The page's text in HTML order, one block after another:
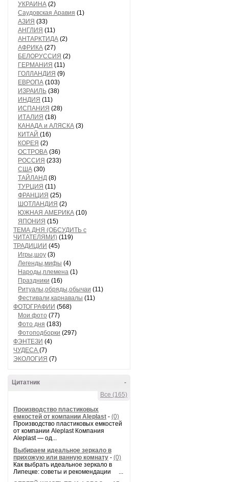
УКРАИНА (2)
Саудовская Аравия (1)
АЗИЯ (33)
АНГЛИЯ (11)
АНТАРКТИДА (2)
АФРИКА (27)
БЕЛОРУССИЯ (2)
ГЕРМАНИЯ (11)
ГОЛЛАНДИЯ (9)
ЕВРОПА (103)
ИЗРАИЛЬ (38)
ИНДИЯ (11)
ИСПАНИЯ (28)
ИТАЛИЯ (18)
КАНАДА и АЛЯСКА (3)
КИТАЙ (16)
КОРЕЯ (2)
ОСТРОВА (36)
РОССИЯ (233)
США (30)
ТАЙЛАНД (8)
ТУРЦИЯ (11)
ФРАНЦИЯ (25)
ШОТЛАНДИЯ (2)
ЮЖНАЯ АМЕРИКА (10)
ЯПОНИЯ (15)
ТЕМА ДНЯ (ОБСУДИТЬ с
ЧИТАТЕЛЯМИ) (119)
ТРАДИЦИИ (45)
Игры,шоу (3)
Легенды,мифы (4)
Народы,племена (1)
Праздники (16)
Ритуалы,обряды,обычаи (11)
Фестивали,карнавалы (11)
ФОТОГРАФИИ (568)
Мои фото (77)
Фото дня (183)
Фотоподборки (297)
ФЭНТЕЗИ (4)
ЧУДЕСА (7)
ЭКОЛОГИЯ (7)
-
Цитатник
Все (165)
Производство пластиковых
емкостей от компании Aleplast - (0)
Производство пластиковых емкостей
от компании Aleplast Компания
Aleplast — од...
Выбираем идеальное зеркало в
прихожую или ванную комнату - (0)
Как выбрать идеальное зеркало в
Липецке: советы и рекомендации ...